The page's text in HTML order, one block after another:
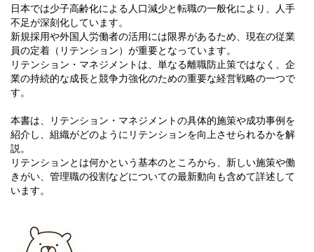
日本では少子高齢化による人口減少と転職の一般化により、人手
不足が深刻化しています。
新規採用や外国人労働者の活用には限界があるため、現在の従業
員の定着（リテンション）が重要となっています。
リテンション・マネジメントは、単なる離職防止策ではなく、企
業の持続的な成長と競争力強化のための重要な経営戦略の一つで
す。
本書は、リテンション・マネジメントの具体的施策や成功事例を
紹介し、組織がどのようにリテンションを向上させられるかを解
説。
リテンションとは何かという基本のところから、新しい施策や働
きがい、管理職の役割などについての最新動向も含めて詳述して
います。